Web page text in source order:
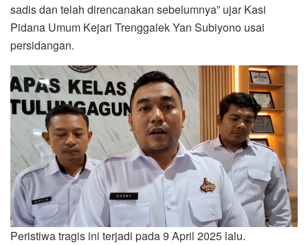
sadis dan telah direncanakan sebelumnya” ujar Kasi
Pidana Umum Kejari Trenggalek Yan Subiyono usai
persidangan.
Peristiwa tragis ini terjadi pada 9 April 2025 lalu.